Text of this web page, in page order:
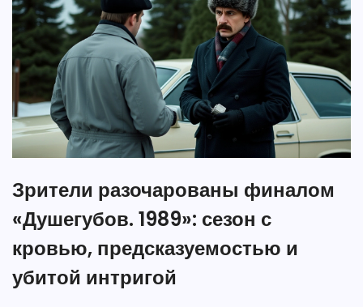
Зрители разочарованы финалом
«Душегубов. 1989»: сезон с
кровью, предсказуемостью и
убитой интригой